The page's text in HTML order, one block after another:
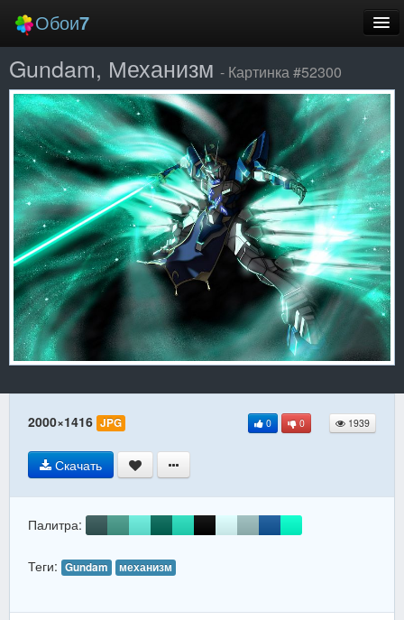
Обои7
Новые
Лучшие
Случайные
Заставки
Еще
Вход
Gundam, Механизм - Картинка #52300
2000×1416 JPG 0 0 1939
Скачать
Палитра:
Теги: Gundam механизм